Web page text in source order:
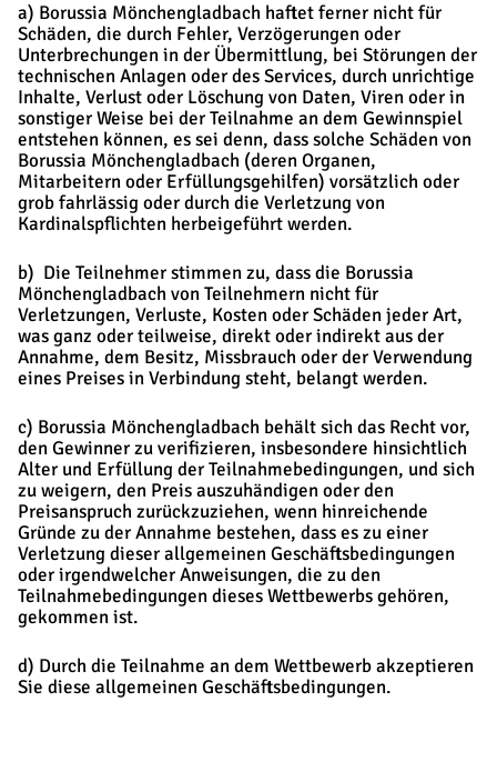
a) Borussia Mönchengladbach haftet ferner nicht für
Schäden, die durch Fehler, Verzögerungen oder
Unterbrechungen in der Übermittlung, bei Störungen der
technischen Anlagen oder des Services, durch unrichtige
Inhalte, Verlust oder Löschung von Daten, Viren oder in
sonstiger Weise bei der Teilnahme an dem Gewinnspiel
entstehen können, es sei denn, dass solche Schäden von
Borussia Mönchengladbach (deren Organen,
Mitarbeitern oder Erfüllungsgehilfen) vorsätzlich oder
grob fahrlässig oder durch die Verletzung von
Kardinalspflichten herbeigeführt werden.
b) Die Teilnehmer stimmen zu, dass die Borussia
Mönchengladbach von Teilnehmern nicht für
Verletzungen, Verluste, Kosten oder Schäden jeder Art,
was ganz oder teilweise, direkt oder indirekt aus der
Annahme, dem Besitz, Missbrauch oder der Verwendung
eines Preises in Verbindung steht, belangt werden.
c) Borussia Mönchengladbach behält sich das Recht vor,
den Gewinner zu verifizieren, insbesondere hinsichtlich
Alter und Erfüllung der Teilnahmebedingungen, und sich
zu weigern, den Preis auszuhändigen oder den
Preisanspruch zurückzuziehen, wenn hinreichende
Gründe zu der Annahme bestehen, dass es zu einer
Verletzung dieser allgemeinen Geschäftsbedingungen
oder irgendwelcher Anweisungen, die zu den
Teilnahmebedingungen dieses Wettbewerbs gehören,
gekommen ist.
d) Durch die Teilnahme an dem Wettbewerb akzeptieren
Sie diese allgemeinen Geschäftsbedingungen.